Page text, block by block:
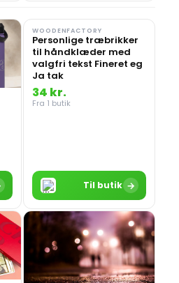
WOODENFACTORY
Personlige træbrikker
til håndklæder med
valgfri tekst Fineret eg
Ja tak
34 kr.
Fra 1 butik
Til butik →